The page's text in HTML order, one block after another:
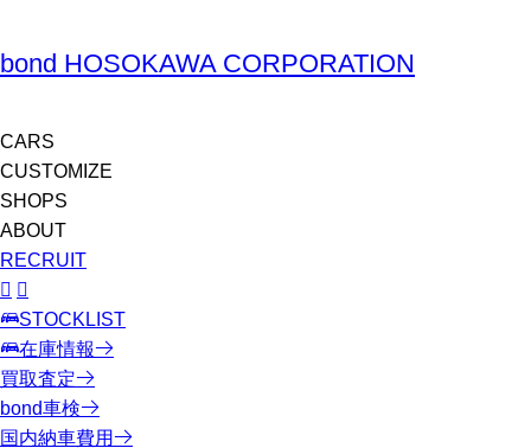
bond HOSOKAWA CORPORATION
CARS
CUSTOMIZE
SHOPS
ABOUT
RECRUIT
STOCKLIST
在庫情報
買取査定
bond車検
国内納車費用